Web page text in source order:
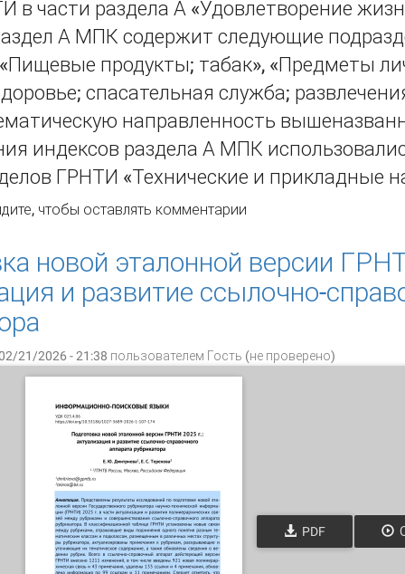
в части раздела А «Удовлетворение
А МПК содержит следующие
«Пищевые продукты; табак», «Предметы
спасательная служба;
направленность
индексов раздела А МПК
ГРНТИ «Технические и прикладные
сопоставительных таблиц индексов МПК и
, чтобы оставлять комментарии
новой эталонной версии
и развитие ссылочно-
21/2026 - 21:38 пользователем Гость (не проверено)
PDF